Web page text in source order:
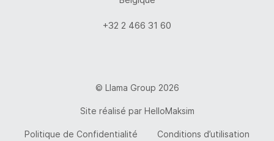
+32 2 466 31 60
© Llama Group 2026
Site réalisé par HelloMaksim
Politique de Confidentialité Conditions d’utilisation